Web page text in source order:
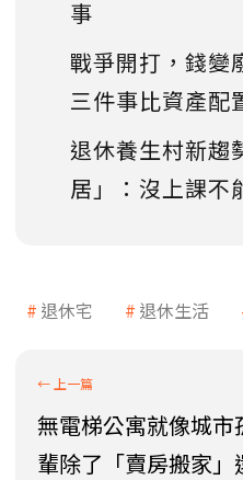
事
戰爭開打，錢變
三件事比資產配
退休養生村新趨
居」：沒上課不
退休宅 退休生活
無電梯公寓就像城
輩除了「賣房搬家」